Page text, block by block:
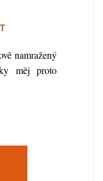
namražený
měj proto